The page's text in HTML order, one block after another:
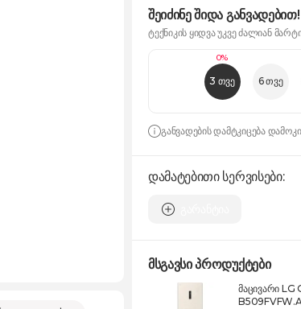
შეიძინე შიდა განვადებით!
ტექნიკის ყიდვა უკვე ძალიან
0%
3 თვე 6 თვე
განვადების დამტკიცება
დამატებითი სერვისები:
მსგავსი პროდუქტები
მაცივარი LG